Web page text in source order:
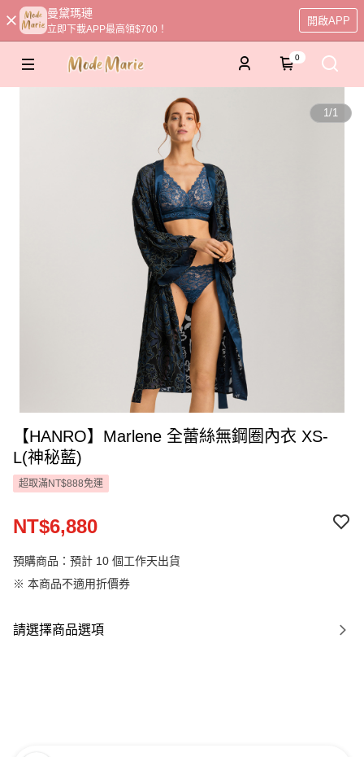
曼黛瑪璉
立即下載APP最高領$700！
開啟APP
0
1/1
【HANRO】Marlene 全蕾絲無鋼圈內衣 XS-
L(神秘藍)
超取滿NT$888免運
NT$6,880
預購商品：預計 10 個工作天出貨
※ 本商品不適用折價券
請選擇商品選項